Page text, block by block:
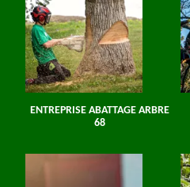
ENTREPRISE ABATTAGE ARBRE
68